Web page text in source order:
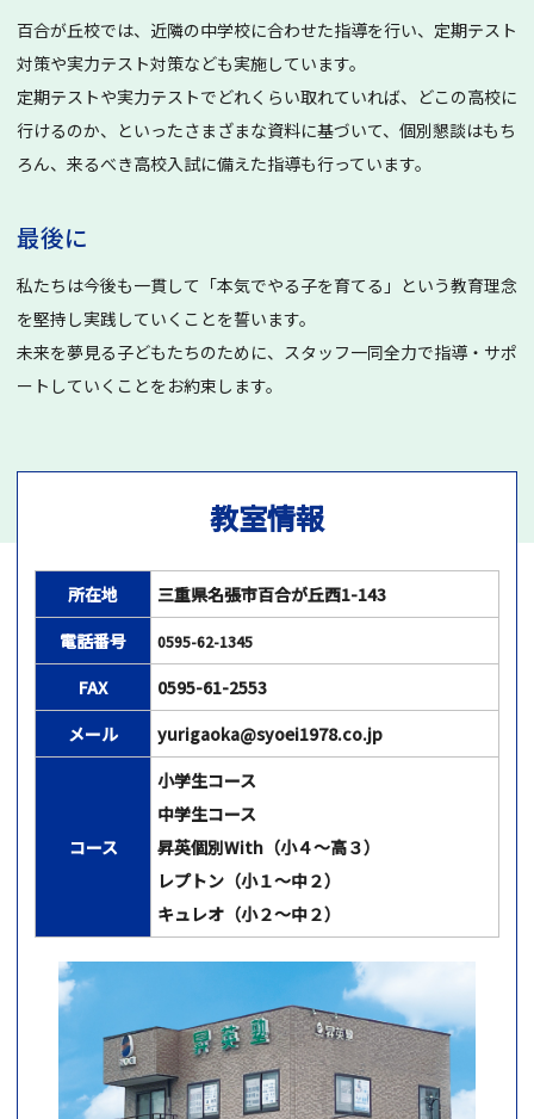
百合が丘校では、近隣の中学校に合わせた指導を行い、定期テスト
対策や実力テスト対策なども実施しています。
定期テストや実力テストでどれくらい取れていれば、どこの高校に
行けるのか、といったさまざまな資料に基づいて、個別懇談はもち
ろん、来るべき高校入試に備えた指導も行っています。
最後に
私たちは今後も一貫して「本気でやる子を育てる」という教育理念
を堅持し実践していくことを誓います。
未来を夢見る子どもたちのために、スタッフ一同全力で指導・サポ
ートしていくことをお約束します。
教室情報
所在地
三重県名張市百合が丘西1-143
電話番号
0595-62-1345
FAX
0595-61-2553
メール
yurigaoka@syoei1978.co.jp
コース
小学生コース
中学生コース
昇英個別With（小４～高３）
レプトン（小１～中２）
キュレオ（小２～中２）